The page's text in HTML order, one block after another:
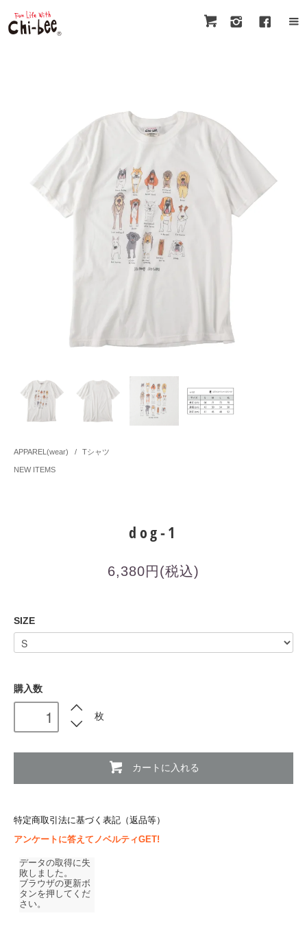
APPAREL(wear) / Tシャツ
NEW ITEMS
dog-1
6,380円(税込)
SIZE
購入数
枚
カートに入れる
特定商取引法に基づく表記（返品等）
アンケートに答えてノベルティGET!